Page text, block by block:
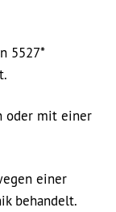
5527*
oder mit einer
einer
behandelt.